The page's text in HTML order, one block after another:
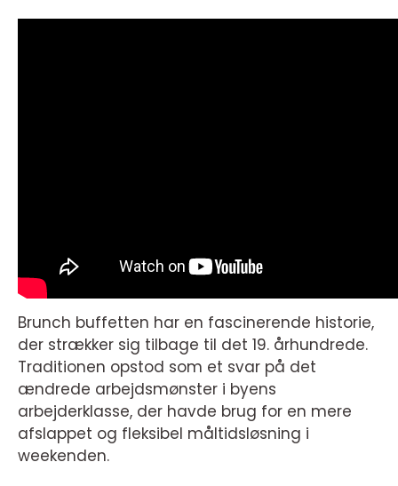
Brunch buffetten har en fascinerende historie,
der strækker sig tilbage til det 19. århundrede.
Traditionen opstod som et svar på det
ændrede arbejdsmønster i byens
arbejderklasse, der havde brug for en mere
afslappet og fleksibel måltidsløsning i
weekenden.